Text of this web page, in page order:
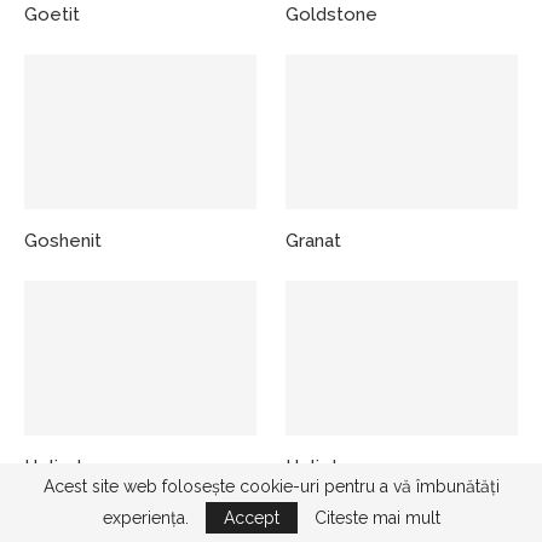
Goetit Goldstone
Goshenit Granat
Heliodor Heliotrop
Acest site web folosește cookie-uri pentru a vă îmbunătăți
experiența.
Accept Citeste mai mult